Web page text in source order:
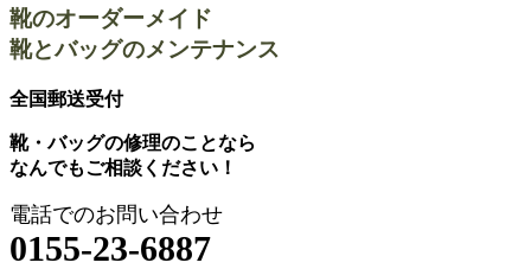
靴のオーダーメイド
靴とバッグのメンテナンス
全国郵送受付
靴・バッグの修理のことなら
なんでもご相談ください！
電話でのお問い合わせ
0155-23-6887